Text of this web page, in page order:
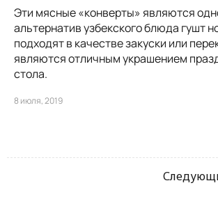
Эти мясные «конверты» являются
альтернатив узбекского блюда гушт
подходят в качестве закуски или
являются отличным украшением
стола.
8 июля, 2019